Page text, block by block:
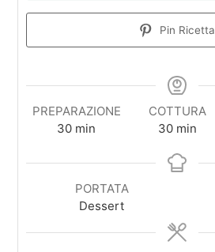
Pin Ricetta
PREPARAZIONE
30minuti
min
COTTURA
30minuti
min
PORTATA
Dessert